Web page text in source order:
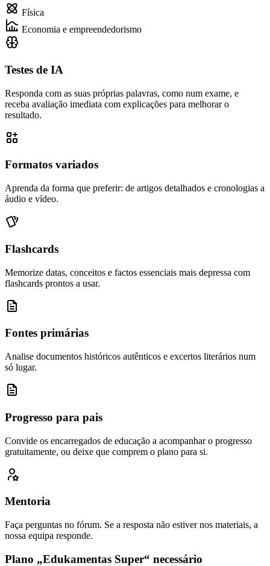
Física
Economia e empreendedorismo
Testes de IA
Responda com as suas próprias palavras, como num exame, e
receba avaliação imediata com explicações para melhorar o
resultado.
Formatos variados
Aprenda da forma que preferir: de artigos detalhados e cronologias a
áudio e vídeo.
Flashcards
Memorize datas, conceitos e factos essenciais mais depressa com
flashcards prontos a usar.
Fontes primárias
Analise documentos históricos autênticos e excertos literários num
só lugar.
Progresso para pais
Convide os encarregados de educação a acompanhar o progresso
gratuitamente, ou deixe que comprem o plano para si.
Mentoria
Faça perguntas no fórum. Se a resposta não estiver nos materiais, a
nossa equipa responde.
Plano „Edukamentas Super“ necessário